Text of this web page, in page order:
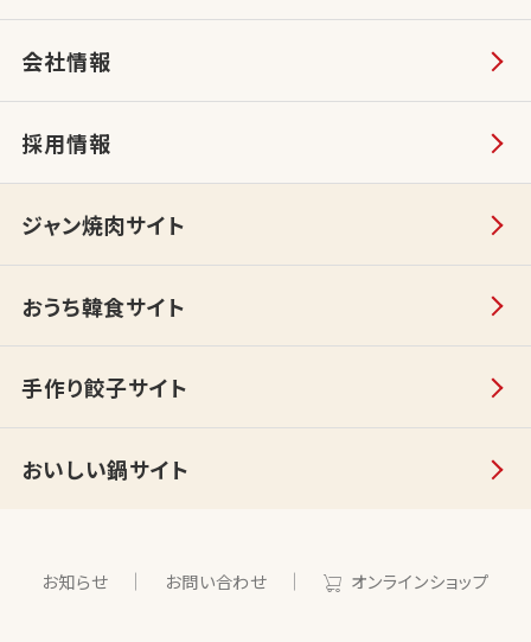
会社情報
採用情報
ジャン焼肉サイト
おうち韓食サイト
手作り餃子サイト
おいしい鍋サイト
お知らせ お問い合わせ オンラインショップ